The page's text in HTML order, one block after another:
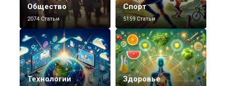
Общество
2074 Статьи
Спорт
5159 Статьи
Технологии Здоровье